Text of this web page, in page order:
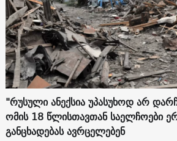
"რუსული ანექსია უპასუხოდ არ
ომის 18 წლისთავთან საელჩოები
განცხადებას ავრცელებენ